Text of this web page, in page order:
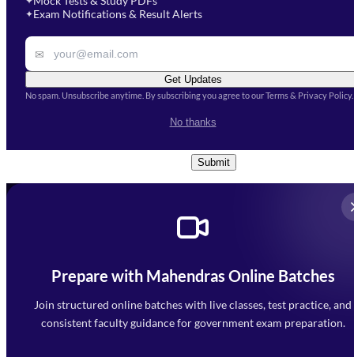
✦Exam Notifications & Result Alerts
✉
Get Updates
No spam. Unsubscribe anytime. By subscribing you agree to our Terms & Privacy Policy.
No thanks
Remark
Conditions
Submit
Prepare with Mahendras Online Batches
Join structured online batches with live classes, test practice, and
consistent faculty guidance for government exam preparation.
Mahendra Arcade, CP-9, Vijayant Khand, Gomti Nagar,
Faizabad Road, Lucknow - 226010
7052477777